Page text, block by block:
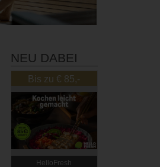
NEU DABEI
Bis zu € 85,-
Rabatt
HelloFresh